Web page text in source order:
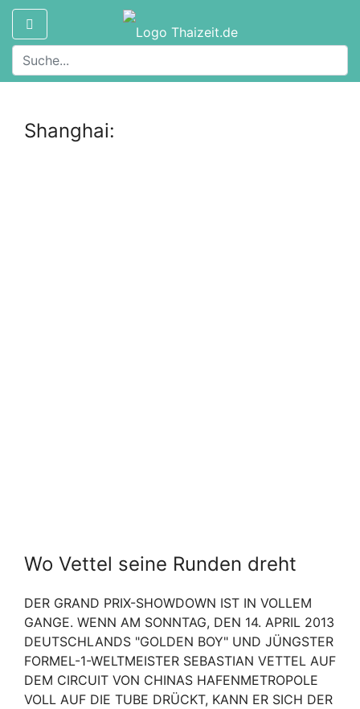
Shanghai:
Wo Vettel seine Runden dreht
DER GRAND PRIX-SHOWDOWN IST IN VOLLEM
GANGE. WENN AM SONNTAG, DEN 14. APRIL 2013
DEUTSCHLANDS "GOLDEN BOY" UND JÜNGSTER
FORMEL-1-WELTMEISTER SEBASTIAN VETTEL AUF
DEM CIRCUIT VON CHINAS HAFENMETROPOLE
VOLL AUF DIE TUBE DRÜCKT, KANN ER SICH DER